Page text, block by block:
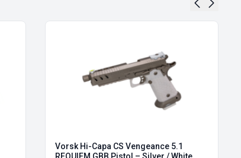
Vorsk Hi-Capa CS Vengeance 5.1